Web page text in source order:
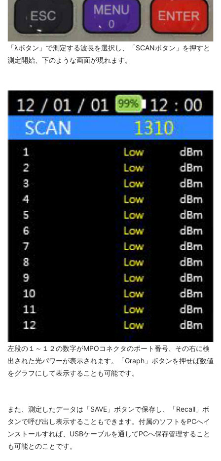
「λボタン」で測定する波長を選択し、「SCANボタン」を押すと
測定開始、下のような画面が現れます。
左段の１～１２の数字がMPOコネクタのポート番号、その右に検
出された光パワーが表示されます。「Graph」ボタンを押せば数値
をグラフにして表示することも可能です。
また、測定したデータは「SAVE」ボタンで保存し、「Recall」ボ
タンで呼び出し表示することもできます。付属のソフトをPCへイ
ンストールすれば、USBケーブルを通してPCへ保存管理すること
も可能とのことです。